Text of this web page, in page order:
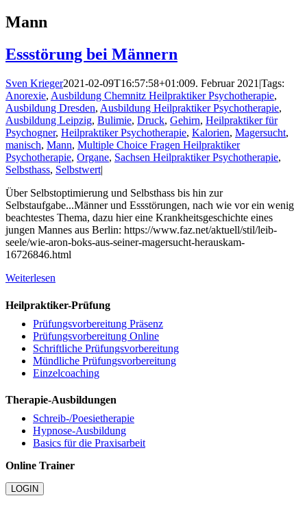
Mann
Essstörung bei Männern
Sven Krieger2021-02-09T16:57:58+01:009. Februar 2021 |Tags:
Anorexie, Ausbildung Chemnitz Heilpraktiker Psychotherapie,
Ausbildung Dresden, Ausbildung Heilpraktiker Psychotherapie,
Ausbildung Leipzig, Bulimie, Druck, Gehirn, Heilpraktiker für
Psychogner, Heilpraktiker Psychotherapie, Kalorien, Magersucht,
manisch, Mann, Multiple Choice Fragen Heilpraktiker
Psychotherapie, Organe, Sachsen Heilpraktiker Psychotherapie,
Selbsthass, Selbstwert|
Über Selbstoptimierung und Selbsthass bis hin zur
Selbstaufgabe...Männer und Essstörungen, nach wie vor ein wenig
beachtestes Thema, dazu hier eine Krankheitsgeschichte eines
jungen Mannes aus Berlin: https://www.faz.net/aktuell/stil/leib-
seele/wie-aron-boks-aus-seiner-magersucht-herauskam-
16726846.html
Weiterlesen
Heilpraktiker-Prüfung
Prüfungsvorbereitung Präsenz
Prüfungsvorbereitung Online
Schriftliche Prüfungsvorbereitung
Mündliche Prüfungsvorbereitung
Einzelcoaching
Therapie-Ausbildungen
Schreib-/Poesietherapie
Hypnose-Ausbildung
Basics für die Praxisarbeit
Online Trainer
LOGIN